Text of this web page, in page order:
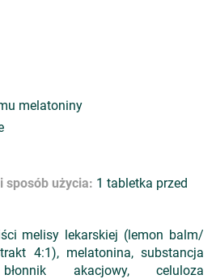
melatoniny
sposób użycia: 1 tabletka przed
melisy lekarskiej (lemon balm/
4:1), melatonina, substancja
akacjowy, celuloza